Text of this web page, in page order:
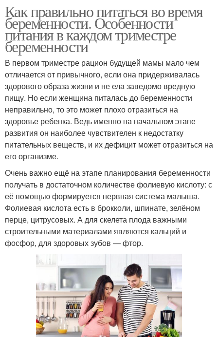
Как правильно питаться во время
беременности. Особенности
питания в каждом триместре
беременности
В первом триместре рацион будущей мамы мало чем
отличается от привычного, если она придерживалась
здорового образа жизни и не ела заведомо вредную
пищу. Но если женщина питалась до беременности
неправильно, то это может плохо отразиться на
здоровье ребенка. Ведь именно на начальном этапе
развития он наиболее чувствителен к недостатку
питательных веществ, и их дефицит может отразиться на
его организме.
Очень важно ещё на этапе планирования беременности
получать в достаточном количестве фолиевую кислоту: с
её помощью формируется нервная система малыша.
Фолиевая кислота есть в брокколи, шпинате, зелёном
перце, цитрусовых. А для скелета плода важными
строительными материалами являются кальций и
фосфор, для здоровых зубов — фтор.